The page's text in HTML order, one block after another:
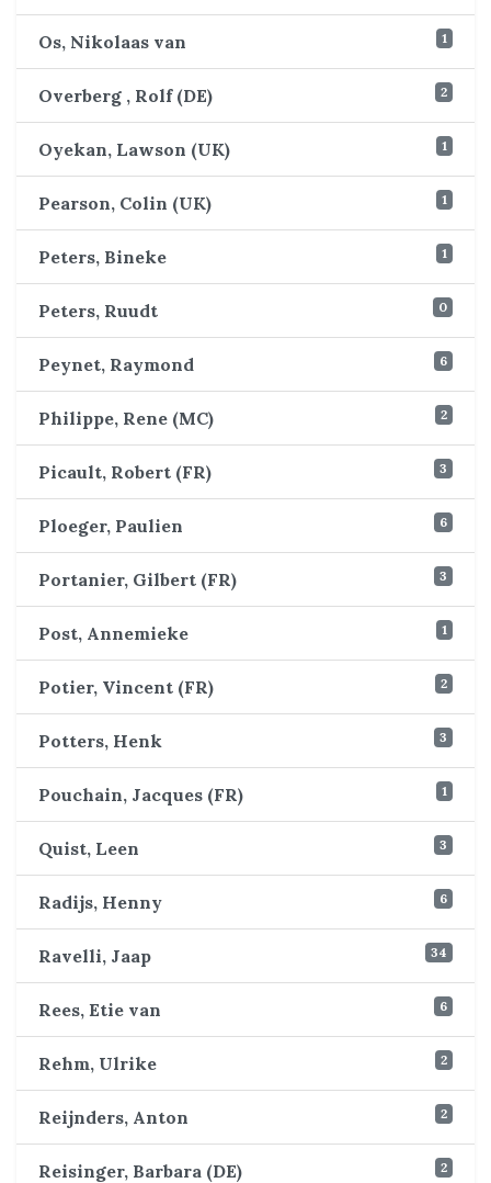
Os, Nikolaas van 1
Overberg , Rolf (DE) 2
Oyekan, Lawson (UK) 1
Pearson, Colin (UK) 1
Peters, Bineke 1
Peters, Ruudt 0
Peynet, Raymond 6
Philippe, Rene (MC) 2
Picault, Robert (FR) 3
Ploeger, Paulien 6
Portanier, Gilbert (FR) 3
Post, Annemieke 1
Potier, Vincent (FR) 2
Potters, Henk 3
Pouchain, Jacques (FR) 1
Quist, Leen 3
Radijs, Henny 6
Ravelli, Jaap 34
Rees, Etie van 6
Rehm, Ulrike 2
Reijnders, Anton 2
Reisinger, Barbara (DE) 2